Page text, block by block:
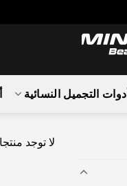
أدوات التجميل النسائية
لا توجد